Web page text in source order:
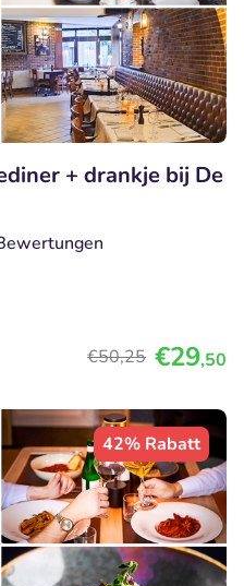
+ drankje bij De
€50,25 €29,50
42% Rabatt